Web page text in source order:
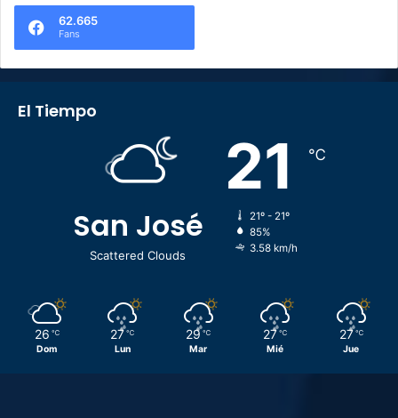
62.665
Fans
El Tiempo
San José
Scattered Clouds
21 ℃
21º - 21º
85%
3.58 km/h
26 ℃
Dom
27 ℃
Lun
29 ℃
Mar
27 ℃
Mié
27 ℃
Jue